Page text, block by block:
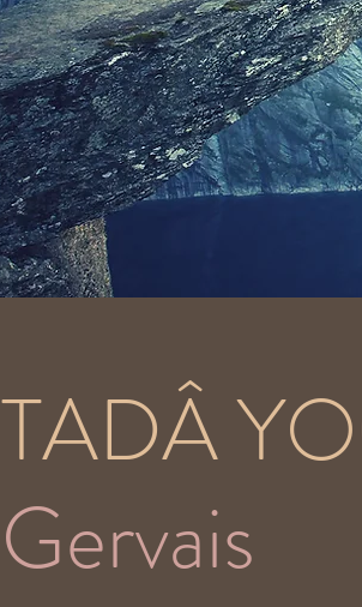
TADÂ
Gervais